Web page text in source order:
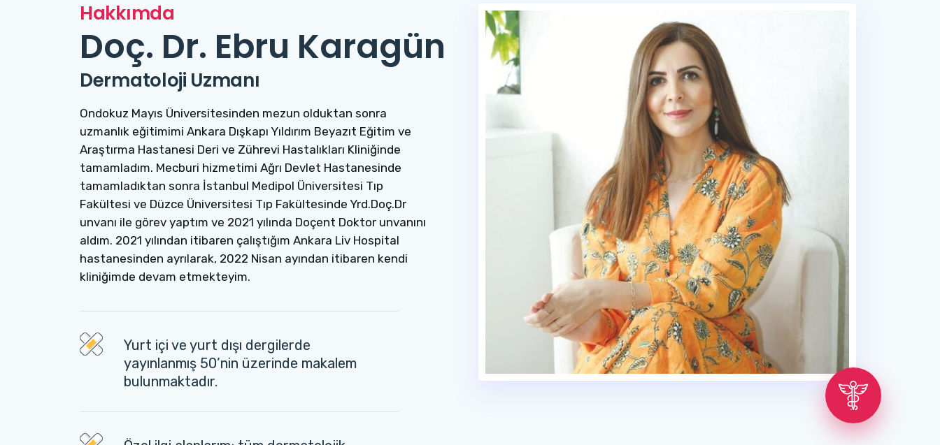
Hakkımda
Doç. Dr. Ebru Karagün
Dermatoloji Uzmanı
Ondokuz Mayıs Üniversitesinden mezun olduktan sonra
uzmanlık eğitimimi Ankara Dışkapı Yıldırım Beyazıt Eğitim ve
Araştırma Hastanesi Deri ve Zührevi Hastalıkları Kliniğinde
tamamladım. Mecburi hizmetimi Ağrı Devlet Hastanesinde
tamamladıktan sonra İstanbul Medipol Üniversitesi Tıp
Fakültesi ve Düzce Üniversitesi Tıp Fakültesinde Yrd.Doç.Dr
unvanı ile görev yaptım ve 2021 yılında Doçent Doktor unvanını
aldım. 2021 yılından itibaren çalıştığım Ankara Liv Hospital
hastanesinden ayrılarak, 2022 Nisan ayından itibaren kendi
kliniğimde devam etmekteyim.
Yurt içi ve yurt dışı dergilerde
yayınlanmış 50’nin üzerinde makalem
bulunmaktadır.